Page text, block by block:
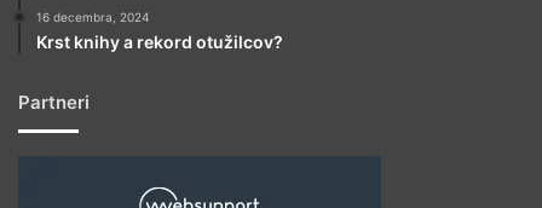
16 decembra, 2024
Krst knihy a rekord otužilcov?
Partneri